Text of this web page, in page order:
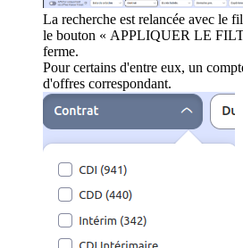
La recherche est relancée avec le
le bouton « APPLIQUER LE
ferme.
Pour certains d'entre eux, un
d'offres correspondant.